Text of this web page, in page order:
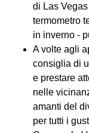
di Las
termometro
in inverno -
A volte agli
consiglia di
e prestare
nelle
amanti del
per tutti i